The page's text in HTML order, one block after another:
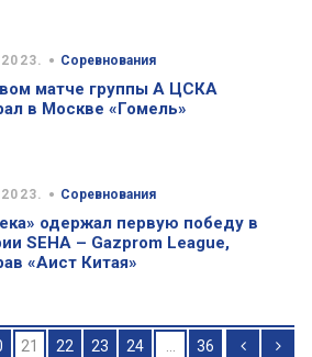
• Соревнования
матче группы А ЦСКА
в Москве «Гомель»
• Соревнования
одержал первую победу в
SEHA – Gazprom League,
«Аист Китая»
21 22 23 24 ... 36